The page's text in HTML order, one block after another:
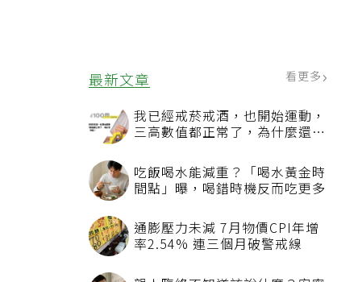
最新文章 看更多
我已經戒菸戒酒，也開始運動，
三高數值都正常了，為什麼還不
吃飯喝水能減重？「喝水黃金時
間點」曝，喝錯時機反而吃更多
通膨壓力未減 7月物價CPI年增
率2.54% 連三個月破警戒線